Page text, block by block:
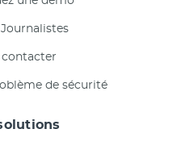
Journalistes
contacter
de sécurité